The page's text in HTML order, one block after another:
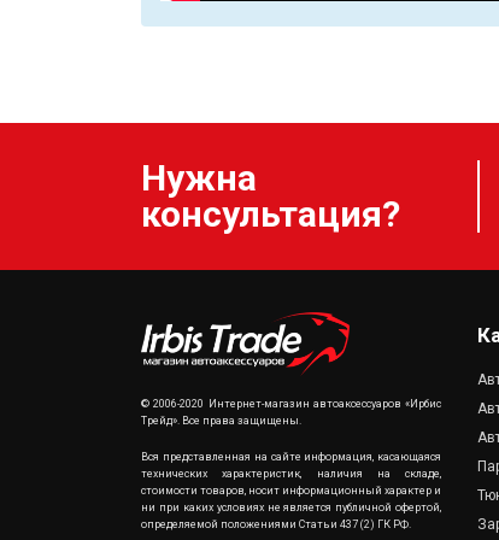
Нужна
консультация?
© 2006-2020 Интернет-магазин автоаксессуаров «Ирбис
Трейд». Все права защищены.
Вся представленная на сайте информация, касающаяся
технических характеристик, наличия на складе,
стоимости товаров, носит информационный характер и
ни при каких условиях не является публичной офертой,
определяемой положениями Статьи 437 (2) ГК РФ.